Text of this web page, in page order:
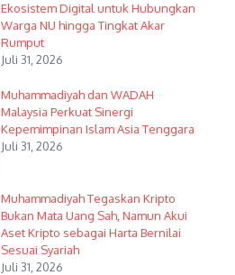
Ekosistem Digital untuk Hubungkan
Warga NU hingga Tingkat Akar
Rumput
Juli 31, 2026
Muhammadiyah dan WADAH
Malaysia Perkuat Sinergi
Kepemimpinan Islam Asia Tenggara
Juli 31, 2026
Muhammadiyah Tegaskan Kripto
Bukan Mata Uang Sah, Namun Akui
Aset Kripto sebagai Harta Bernilai
Sesuai Syariah
Juli 31, 2026